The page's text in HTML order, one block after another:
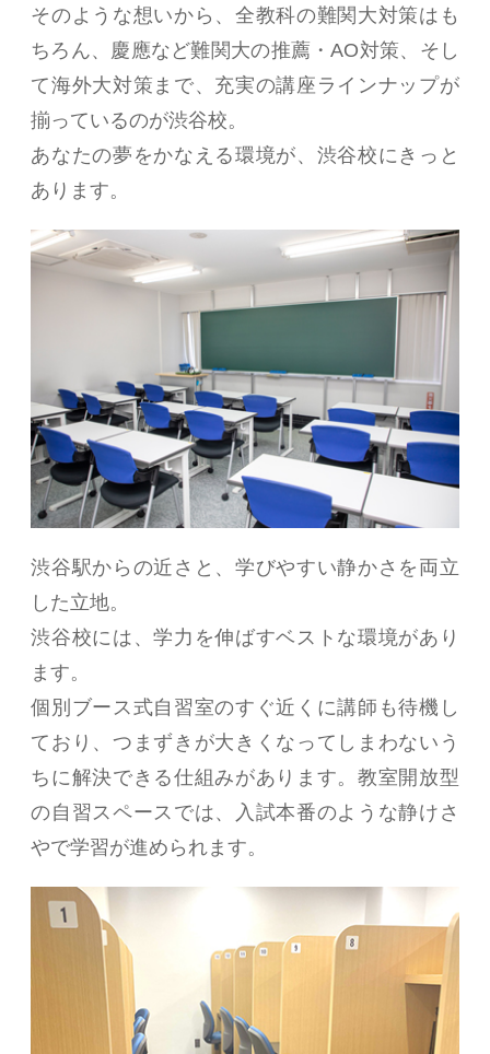
そのような想いから、全教科の難関大対策はも
ちろん、慶應など難関大の推薦・AO対策、そし
て海外大対策まで、充実の講座ラインナップが
揃っているのが渋谷校。
あなたの夢をかなえる環境が、渋谷校にきっと
あります。
渋谷駅からの近さと、学びやすい静かさを両立
した立地。
渋谷校には、学力を伸ばすベストな環境があり
ます。
個別ブース式自習室のすぐ近くに講師も待機し
ており、つまずきが大きくなってしまわないう
ちに解決できる仕組みがあります。教室開放型
の自習スペースでは、入試本番のような静けさ
やで学習が進められます。